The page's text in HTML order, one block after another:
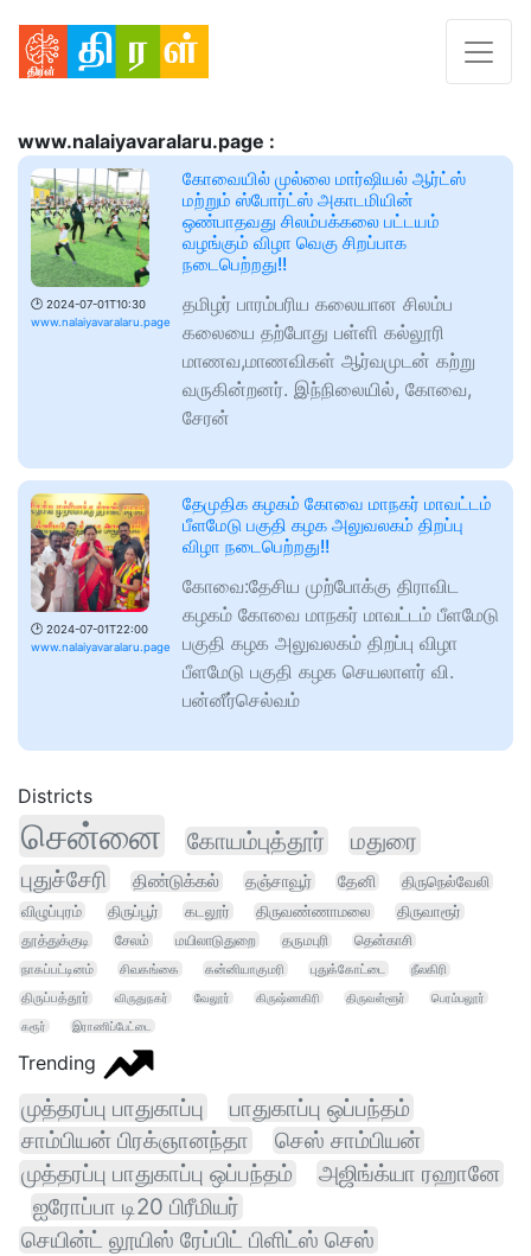
www.nalaiyavaralaru.page :
🕑 2024-07-01T10:30
www.nalaiyavaralaru.page
கோவையில் முல்லை மார்ஷியல் ஆர்ட்ஸ்
மற்றும் ஸ்போர்ட்ஸ் அகாடமியின்
ஒண்பாதவது சிலம்பக்கலை பட்டயம்
வழங்கும் விழா வெகு சிறப்பாக
நடைபெற்றது!!
தமிழர் பாரம்பரிய கலையான சிலம்ப
கலையை தற்போது பள்ளி கல்லூரி
மாணவ,மாணவிகள் ஆர்வமுடன் கற்று
வருகின்றனர். இந்நிலையில், கோவை,
சேரன்
🕑 2024-07-01T22:00
www.nalaiyavaralaru.page
தேமுதிக கழகம் கோவை மாநகர் மாவட்டம்
பீளமேடு பகுதி கழக அலுவலகம் திறப்பு
விழா நடைபெற்றது!!
கோவை:தேசிய முற்போக்கு திராவிட
கழகம் கோவை மாநகர் மாவட்டம் பீளமேடு
பகுதி கழக அலுவலகம் திறப்பு விழா
பீளமேடு பகுதி கழக செயலாளர் வி.
பன்னீர்செல்வம்
Districts
சென்னை கோயம்புத்தூர்
மதுரை
புதுச்சேரி
திண்டுக்கல் தஞ்சாவூர் தேனி
திருநெல்வேலி
விழுப்புரம்
திருப்பூர் கடலூர் திருவண்ணாமலை
திருவாரூர்
தூத்துக்குடி
சேலம் மயிலாடுதுறை தருமபுரி
தென்காசி
நாகப்பட்டினம்
சிவகங்கை கன்னியாகுமரி புதுக்கோட்டை
நீலகிரி
திருப்பத்தூர்
விருதுநகர் வேலூர் கிருஷ்ணகிரி திருவள்ளூர்
பெரம்பலூர்
கரூர்
இராணிப்பேட்டை
Trending
முத்தரப்பு பாதுகாப்பு பாதுகாப்பு ஒப்பந்தம்
சாம்பியன் பிரக்ஞானந்தா
செஸ் சாம்பியன்
முத்தரப்பு பாதுகாப்பு ஒப்பந்தம்
அஜிங்க்யா ரஹானே
ஐரோப்பா டி20 பிரீமியர்
செயின்ட் லூயிஸ் ரேப்பிட் பிளிட்ஸ் செஸ்